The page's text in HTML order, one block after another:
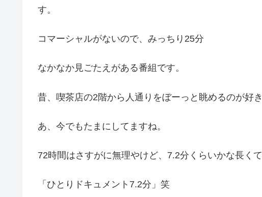
す。
コマーシャルがないので、みっちり25分
なかなか見ごたえがある番組です。
昔、喫茶店の2階から人通りをぼーっと眺めるのが好き
あ、今でもたまにしてますね。
72時間はさすがに無理やけど、7.2分くらいかな長くて
「ひとりドキュメント7.2分」笑